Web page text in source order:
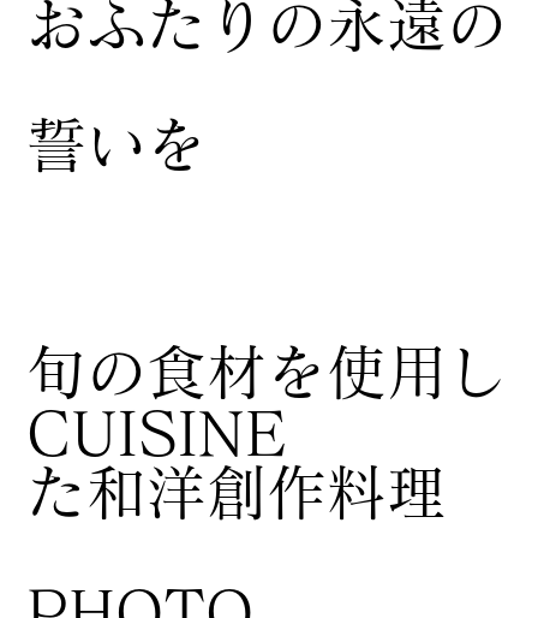
CUISINE
​旬の食材を使用し
た和洋創作料理
おふたりの永遠の
誓いを